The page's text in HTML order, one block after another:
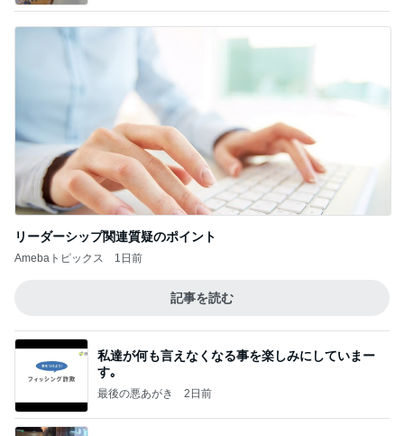
リーダーシップ関連質疑のポイント
Amebaトピックス 1日前
記事を読む
私達が何も言えなくなる事を楽しみにしていまー
す｡
最後の悪あがき 2日前